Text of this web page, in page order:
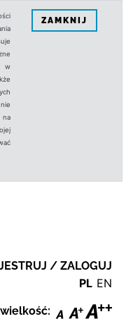
w
na
ZAMKNIJ
/ ZALOGUJ
PL EN
wielkość: